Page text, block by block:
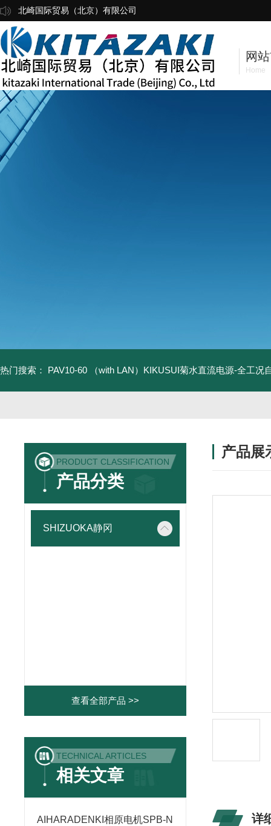
北崎国际贸易（北京）有限公司
网
Home
热门搜索： PAV10-60 （with LAN）KIKUSUI菊水直流电源-全工况
PRODUCT CLASSIFICATION
产品分类
SHIZUOKA静冈
查看全部产品 >>
TECHNICAL ARTICLES
相关文章
AIHARADENKI相原电机SPB-N
产品展
详